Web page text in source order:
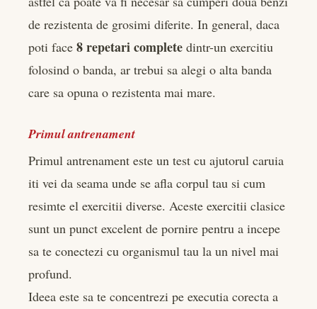
de rezistenta de grosimi diferite. In general, daca
poti face 8 repetari complete dintr-un exercitiu
folosind o banda, ar trebui sa alegi o alta banda
care sa opuna o rezistenta mai mare.
Primul antrenament
Primul antrenament este un test cu ajutorul caruia
iti vei da seama unde se afla corpul tau si cum
resimte el exercitii diverse. Aceste exercitii clasice
sunt un punct excelent de pornire pentru a incepe
sa te conectezi cu organismul tau la un nivel mai
profund.
Ideea este sa te concentrezi pe executia corecta a